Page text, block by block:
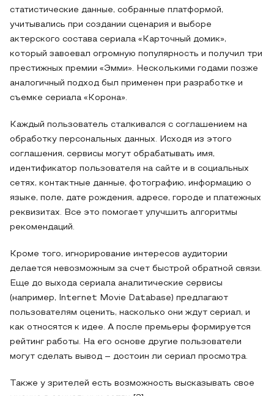
статистические данные, собранные платформой,
учитывались при создании сценария и выборе
актерского состава сериала «Карточный домик»,
который завоевал огромную популярность и получил три
престижных премии «Эмми». Несколькими годами позже
аналогичный подход был применен при разработке и
съемке сериала «Корона».
Каждый пользователь сталкивался с соглашением на
обработку персональных данных. Исходя из этого
соглашения, сервисы могут обрабатывать имя,
идентификатор пользователя на сайте и в социальных
сетях, контактные данные, фотографию, информацию о
языке, поле, дате рождения, адресе, городе и платежных
реквизитах. Все это помогает улучшить алгоритмы
рекомендаций.
Кроме того, игнорирование интересов аудитории
делается невозможным за счет быстрой обратной связи.
Еще до выхода сериала аналитические сервисы
(например, Internet Movie Database) предлагают
пользователям оценить, насколько они ждут сериал, и
как относятся к идее. А после премьеры формируется
рейтинг работы. На его основе другие пользователи
могут сделать вывод – достоин ли сериал просмотра.
Также у зрителей есть возможность высказывать свое